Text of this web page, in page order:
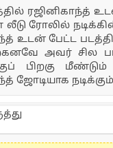
ரஜினிகாந்த்
லீடு ரோலில்
உடன் பேட்ட
அவர் சில
பிறகு
ஜோடியாக